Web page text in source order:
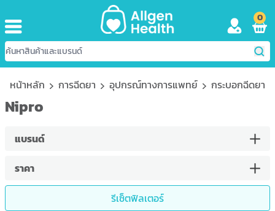
0
หน้าหลัก การฉีดยา อุปกรณ์ทางการแพทย์ กระบอกฉีดยา
Nipro
แบรนด์
ราคา
รีเซ็ตฟิลเตอร์